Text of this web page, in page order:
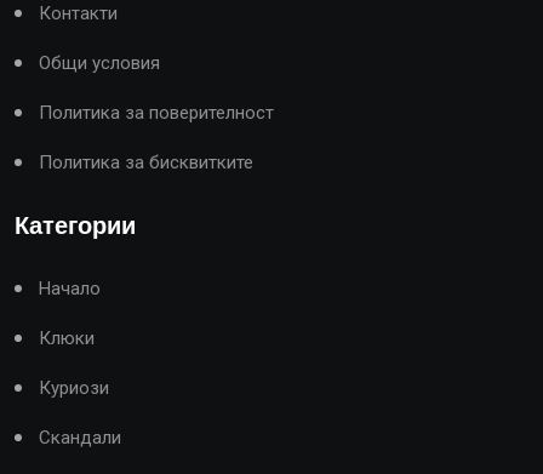
Контакти
Общи условия
Политика за поверителност
Политика за бисквитките
Категории
Начало
Клюки
Куриози
Скандали